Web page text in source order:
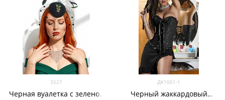
3527
Черная вуалетка с зеленой
ДК1001-1
Черный жаккардовый